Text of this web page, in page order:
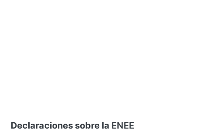
Declaraciones sobre la ENEE